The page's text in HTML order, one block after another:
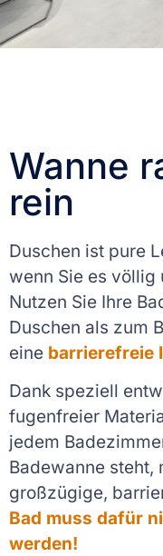
Wanne
rein
Duschen ist pure
wenn Sie es völlig
Nutzen Sie Ihre
Duschen als zum
eine barrierefreie
Dank speziell
fugenfreier
jedem
Badewanne
großzügige,
Bad muss dafür
werden!